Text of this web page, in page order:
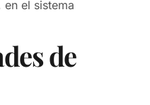
el sistema
de